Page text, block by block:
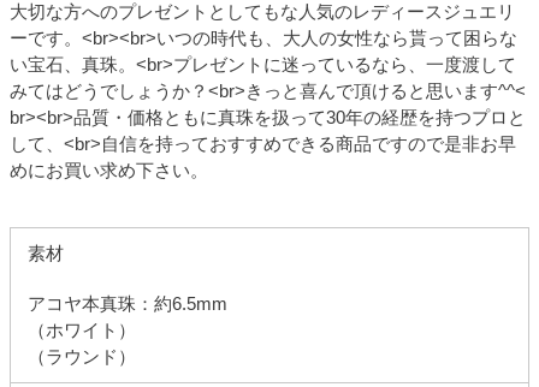
大切な方へのプレゼントとしてもな人気のレディースジュエリ
ーです。<br><br>いつの時代も、大人の女性なら貰って困らな
い宝石、真珠。<br>プレゼントに迷っているなら、一度渡して
みてはどうでしょうか？<br>きっと喜んで頂けると思います^^<
br><br>品質・価格ともに真珠を扱って30年の経歴を持つプロと
して、<br>自信を持っておすすめできる商品ですので是非お早
めにお買い求め下さい。
素材
アコヤ本真珠：約6.5mm
（ホワイト）
（ラウンド）